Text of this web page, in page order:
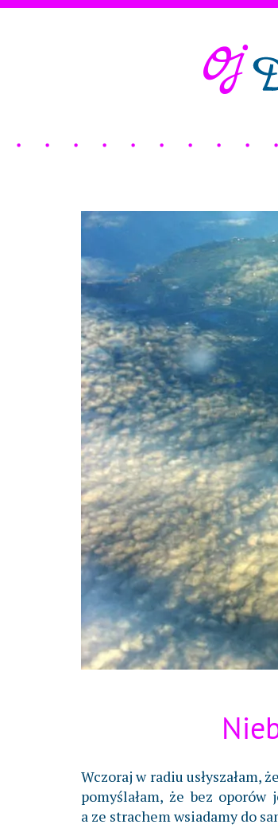
Wczoraj w radiu
pomyślałam, że bez
a ze strachem wsiadamy do